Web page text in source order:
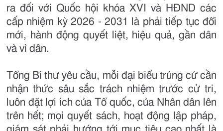
ra đối với Quốc hội khóa XVI và HĐND các
cấp nhiệm kỳ 2026 - 2031 là phải tiếp tục đổi
mới, hành động quyết liệt, hiệu quả, gần dân
và vì dân.
Tổng Bí thư yêu cầu, mỗi đại biểu trúng cử cần
nhận thức sâu sắc trách nhiệm trước cử tri,
luôn đặt lợi ích của Tổ quốc, của Nhân dân lên
trên hết; mọi quyết sách, hoạt động lập pháp,